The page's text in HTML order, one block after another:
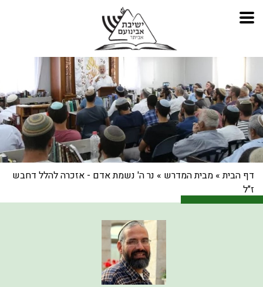
דף הבית» מבית המדרש » נר ה' נשמת אדם - אזכרה להלל דחבש
ז"ל